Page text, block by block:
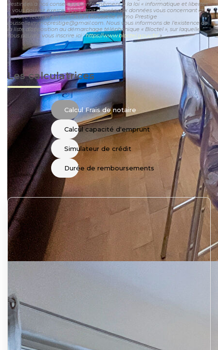
destinées à nos conseillers Conformément à la loi « informatique et libertés
», vous pouvez exercer votre droit d'accès aux données vous concernant et
les faire rectifier en contactant Rousselle Immo Prestige
rousselleimmoprestige@gmail.com. Nous vous informons de l'existence de
la liste d'opposition au démarchage téléphonique « Bloctel », sur laquelle
vous pouvez vous inscrire ici :https://www.bloctel.gouv.fr/»
Les calculatrices
Calcul Frais de notaire
Calcul capacité d'emprunt
Simulateur de crédit
Durée de remboursements